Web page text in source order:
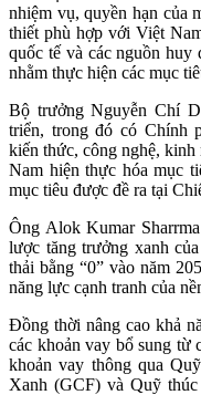
nhiệm vụ, quyền hạn của
thiết phù hợp với Việt
quốc tế và các nguồn huy
nhằm thực hiện các mục
Bộ trưởng Nguyễn Chí
triển, trong đó có Chính
kiến thức, công nghệ,
Nam hiện thực hóa mục
mục tiêu được đề ra tại
Ông Alok Kumar
lược tăng trưởng xanh
thải bằng “0” vào năm
năng lực cạnh tranh của
Đồng thời nâng cao khả
các khoản vay bổ sung từ
khoản vay thông qua
Xanh (GCF) và Quỹ